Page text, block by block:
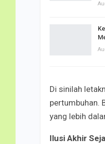
Di sinilah
pertumbuhan.
yang lebih
Ilusi Akhir